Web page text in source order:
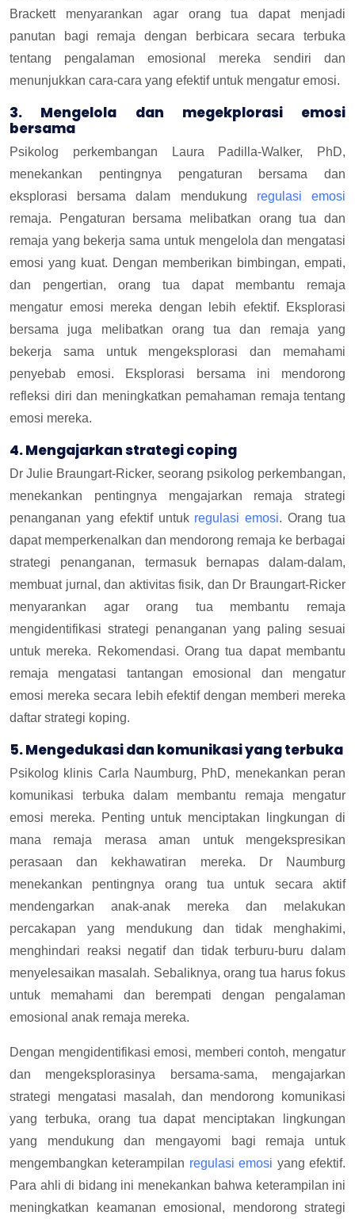
Brackett menyarankan agar orang tua dapat menjadi
panutan bagi remaja dengan berbicara secara terbuka
tentang pengalaman emosional mereka sendiri dan
menunjukkan cara-cara yang efektif untuk mengatur emosi.
3. Mengelola dan megekplorasi emosi
bersama
Psikolog perkembangan Laura Padilla-Walker, PhD,
menekankan pentingnya pengaturan bersama dan
eksplorasi bersama dalam mendukung regulasi emosi
remaja. Pengaturan bersama melibatkan orang tua dan
remaja yang bekerja sama untuk mengelola dan mengatasi
emosi yang kuat. Dengan memberikan bimbingan, empati,
dan pengertian, orang tua dapat membantu remaja
mengatur emosi mereka dengan lebih efektif. Eksplorasi
bersama juga melibatkan orang tua dan remaja yang
bekerja sama untuk mengeksplorasi dan memahami
penyebab emosi. Eksplorasi bersama ini mendorong
refleksi diri dan meningkatkan pemahaman remaja tentang
emosi mereka.
4. Mengajarkan strategi coping
Dr Julie Braungart-Ricker, seorang psikolog perkembangan,
menekankan pentingnya mengajarkan remaja strategi
penanganan yang efektif untuk regulasi emosi. Orang tua
dapat memperkenalkan dan mendorong remaja ke berbagai
strategi penanganan, termasuk bernapas dalam-dalam,
membuat jurnal, dan aktivitas fisik, dan Dr Braungart-Ricker
menyarankan agar orang tua membantu remaja
mengidentifikasi strategi penanganan yang paling sesuai
untuk mereka. Rekomendasi. Orang tua dapat membantu
remaja mengatasi tantangan emosional dan mengatur
emosi mereka secara lebih efektif dengan memberi mereka
daftar strategi koping.
5. Mengedukasi dan komunikasi yang terbuka
Psikolog klinis Carla Naumburg, PhD, menekankan peran
komunikasi terbuka dalam membantu remaja mengatur
emosi mereka. Penting untuk menciptakan lingkungan di
mana remaja merasa aman untuk mengekspresikan
perasaan dan kekhawatiran mereka. Dr Naumburg
menekankan pentingnya orang tua untuk secara aktif
mendengarkan anak-anak mereka dan melakukan
percakapan yang mendukung dan tidak menghakimi,
menghindari reaksi negatif dan tidak terburu-buru dalam
menyelesaikan masalah. Sebaliknya, orang tua harus fokus
untuk memahami dan berempati dengan pengalaman
emosional anak remaja mereka.
Dengan mengidentifikasi emosi, memberi contoh, mengatur
dan mengeksplorasinya bersama-sama, mengajarkan
strategi mengatasi masalah, dan mendorong komunikasi
yang terbuka, orang tua dapat menciptakan lingkungan
yang mendukung dan mengayomi bagi remaja untuk
mengembangkan keterampilan regulasi emosi yang efektif.
Para ahli di bidang ini menekankan bahwa keterampilan ini
meningkatkan keamanan emosional, mendorong strategi